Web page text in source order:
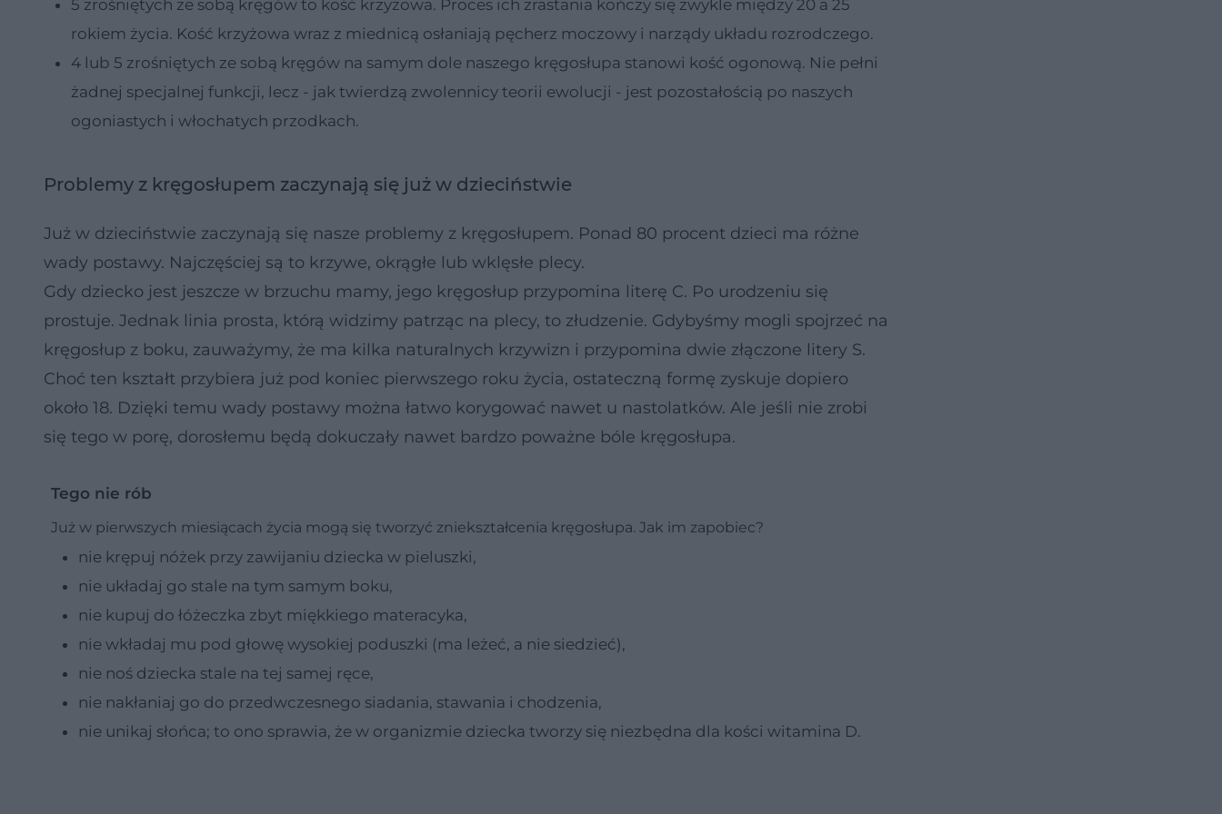
5 zrośniętych ze sobą kręgów to kość krzyżowa. Proces ich zrastania kończy się zwykle między 20 a 25
rokiem życia. Kość krzyżowa wraz z miednicą osłaniają pęcherz moczowy i narządy układu rozrodczego.
4 lub 5 zrośniętych ze sobą kręgów na samym dole naszego kręgosłupa stanowi kość ogonową. Nie pełni
żadnej specjalnej funkcji, lecz - jak twierdzą zwolennicy teorii ewolucji - jest pozostałością po naszych
ogoniastych i włochatych przodkach.
Problemy z kręgosłupem zaczynają się już w dzieciństwie
Już w dzieciństwie zaczynają się nasze problemy z kręgosłupem. Ponad 80 procent dzieci ma różne
wady postawy. Najczęściej są to krzywe, okrągłe lub wklęsłe plecy.
Gdy dziecko jest jeszcze w brzuchu mamy, jego kręgosłup przypomina literę C. Po urodzeniu się
prostuje. Jednak linia prosta, którą widzimy patrząc na plecy, to złudzenie. Gdybyśmy mogli spojrzeć na
kręgosłup z boku, zauważymy, że ma kilka naturalnych krzywizn i przypomina dwie złączone litery S.
Choć ten kształt przybiera już pod koniec pierwszego roku życia, ostateczną formę zyskuje dopiero
około 18. Dzięki temu wady postawy można łatwo korygować nawet u nastolatków. Ale jeśli nie zrobi
się tego w porę, dorosłemu będą dokuczały nawet bardzo poważne bóle kręgosłupa.
Tego nie rób
Już w pierwszych miesiącach życia mogą się tworzyć zniekształcenia kręgosłupa. Jak im zapobiec?
nie krępuj nóżek przy zawijaniu dziecka w pieluszki,
nie układaj go stale na tym samym boku,
nie kupuj do łóżeczka zbyt miękkiego materacyka,
nie wkładaj mu pod głowę wysokiej poduszki (ma leżeć, a nie siedzieć),
nie noś dziecka stale na tej samej ręce,
nie nakłaniaj go do przedwczesnego siadania, stawania i chodzenia,
nie unikaj słońca; to ono sprawia, że w organizmie dziecka tworzy się niezbędna dla kości witamina D.